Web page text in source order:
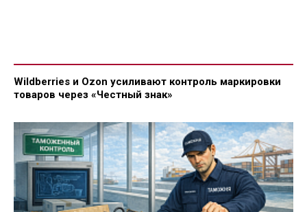
Wildberries и Ozon усиливают контроль маркировки
товаров через «Честный знак»